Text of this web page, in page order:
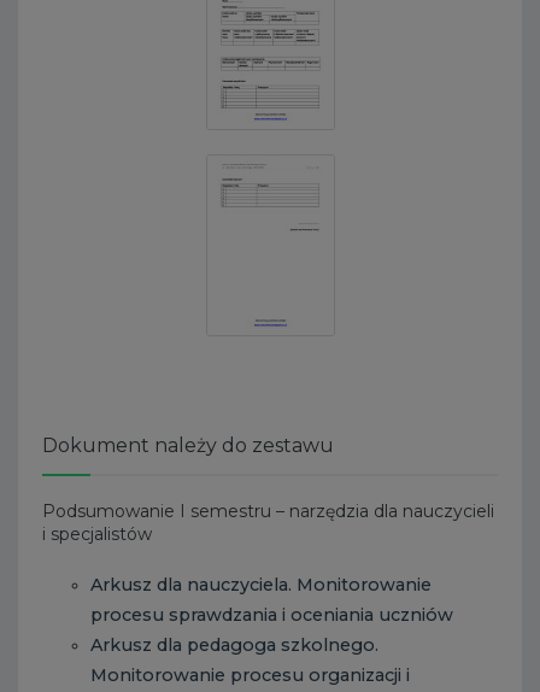
Dokument należy do zestawu
Podsumowanie I semestru – narzędzia dla nauczycieli
i specjalistów
Arkusz dla nauczyciela. Monitorowanie
procesu sprawdzania i oceniania uczniów
Arkusz dla pedagoga szkolnego.
Monitorowanie procesu organizacji i